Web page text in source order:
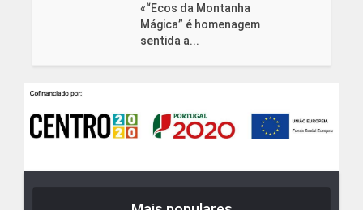
«“Ecos da Montanha
Mágica” é homenagem
sentida a...